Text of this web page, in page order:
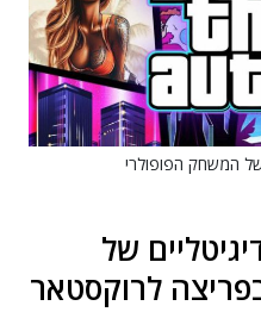
המשחק הפופולרי
של